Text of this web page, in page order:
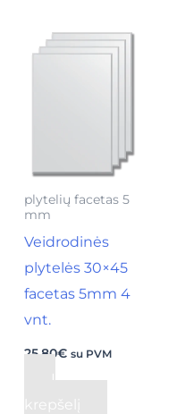
plytelių facetas 5
mm
Veidrodinės
plytelės 30×45
facetas 5mm 4
vnt.
25,80€ su PVM
Į
krepšelį